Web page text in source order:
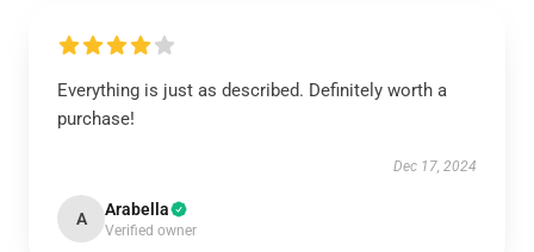
Everything is just as described. Definitely worth a
purchase!
Dec 17, 2024
A Arabella
Verified owner